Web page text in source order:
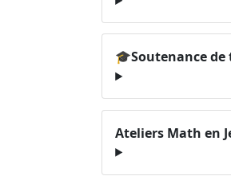
🎓Soutenance de
Ateliers Math en